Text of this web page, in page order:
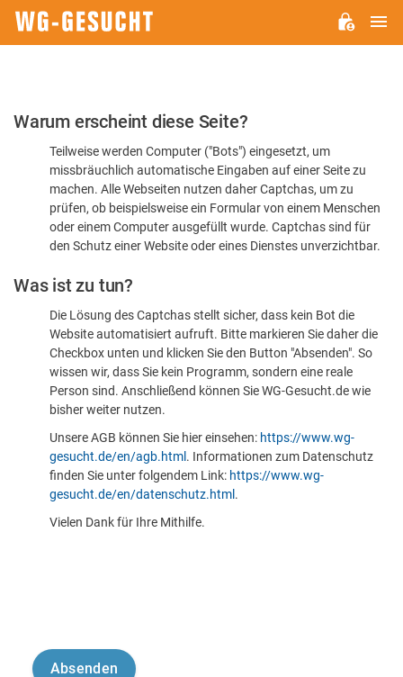
Bitte
dass
sind
Warum erscheint diese Seite?
Teilweise werden Computer ("Bots") eingesetzt, um
missbräuchlich automatische Eingaben auf einer Seite zu
machen. Alle Webseiten nutzen daher Captchas, um zu
prüfen, ob beispielsweise ein Formular von einem Menschen
oder einem Computer ausgefüllt wurde. Captchas sind für
den Schutz einer Website oder eines Dienstes unverzichtbar.
Was ist zu tun?
Die Lösung des Captchas stellt sicher, dass kein Bot die
Website automatisiert aufruft. Bitte markieren Sie daher die
Checkbox unten und klicken Sie den Button "Absenden". So
wissen wir, dass Sie kein Programm, sondern eine reale
Person sind. Anschließend können Sie WG-Gesucht.de wie
bisher weiter nutzen.
Unsere AGB können Sie hier einsehen: https://www.wg-
gesucht.de/en/agb.html . Informationen zum Datenschutz
finden Sie unter folgendem Link: https://www.wg-
gesucht.de/en/datenschutz.html .
Vielen Dank für Ihre Mithilfe.